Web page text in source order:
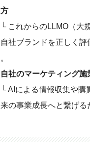
方
└ これからのLLMO（大
自社ブランドを正しく
。
自社のマーケティング
└ AIによる情報収集や
来の事業成長へと繋げる